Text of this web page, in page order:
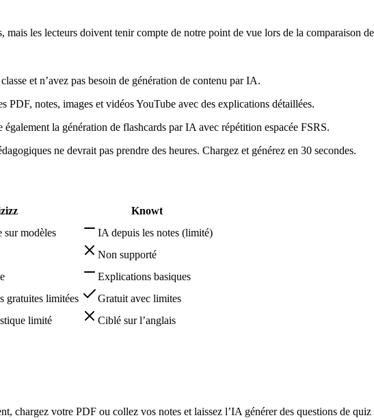
les lecteurs doivent tenir compte de notre point de vue lors de la comparaison
et n’avez pas besoin de génération de contenu par IA.
notes, images et vidéos YouTube avec des explications détaillées.
la génération de flashcards par IA avec répétition espacée FSRS.
ne devrait pas prendre des heures. Chargez et générez en 30 secondes.
Knowt
sur modèles
IA depuis les notes (limité)
Non supporté
Explications basiques
gratuites limitées
Gratuit avec limites
limité Ciblé sur l’anglais
chargez votre PDF ou collez vos notes et laissez l’IA générer des questions de quiz